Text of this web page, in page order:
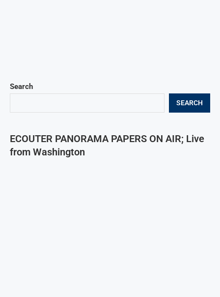
Search
SEARCH
ECOUTER PANORAMA PAPERS ON AIR; Live
from Washington